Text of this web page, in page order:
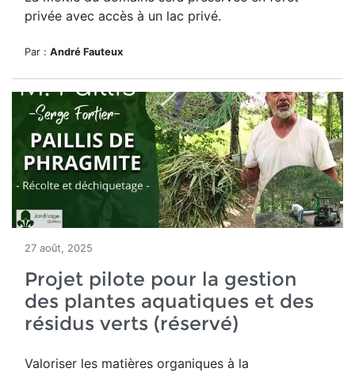
privée avec accès à un lac privé.
Par : André Fauteux
27 août, 2025
Projet pilote pour la gestion
des plantes aquatiques et des
résidus verts (réservé)
Valoriser les matières organiques à la